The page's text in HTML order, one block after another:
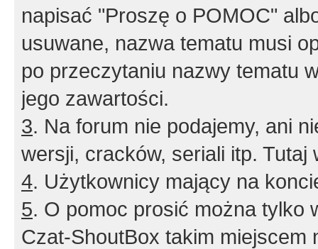
napisać "Proszę o POMOC"
usuwane, nazwa tematu musi
po przeczytaniu nazwy tematu
jego zawartości.
3. Na forum nie podajemy, ani
wersji, cracków, seriali itp. Tutaj
4. Użytkownicy mający na
5. O pomoc prosić można tylko
Czat-ShoutBox takim miejscem